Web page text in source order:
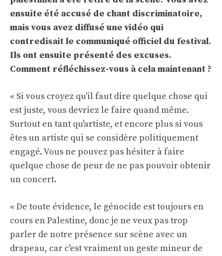
ensuite été accusé de chant discriminatoire,
mais vous avez diffusé une vidéo qui
contredisait le communiqué officiel du festival.
Ils ont ensuite présenté des excuses.
Comment réfléchissez-vous à cela maintenant ?
« Si vous croyez qu'il faut dire quelque chose qui
est juste, vous devriez le faire quand même.
Surtout en tant qu'artiste, et encore plus si vous
êtes un artiste qui se considère politiquement
engagé. Vous ne pouvez pas hésiter à faire
quelque chose de peur de ne pas pouvoir obtenir
un concert.
« De toute évidence, le génocide est toujours en
cours en Palestine, donc je ne veux pas trop
parler de notre présence sur scène avec un
drapeau, car c'est vraiment un geste mineur de